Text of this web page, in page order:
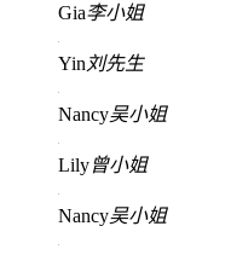
Gia李小姐
Yin 刘先生
Nancy吴小姐
Lily曾小姐
Nancy吴小姐